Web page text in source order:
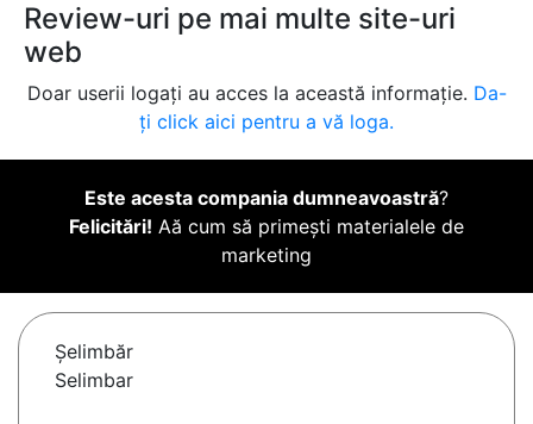
Review-uri pe mai multe site-uri
web
Doar userii logați au acces la această informație. Da-
ți click aici pentru a vă loga.
Este acesta compania dumneavoastră?
Felicitări! Aă cum să primești materialele de
marketing
Şelimbăr
Selimbar